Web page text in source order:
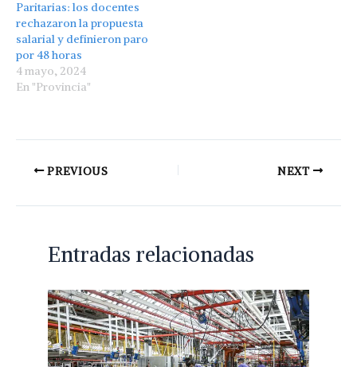
Paritarias: los docentes
rechazaron la propuesta
salarial y definieron paro
por 48 horas
4 mayo, 2024
En "Provincia"
PREVIOUS NEXT
Entradas relacionadas